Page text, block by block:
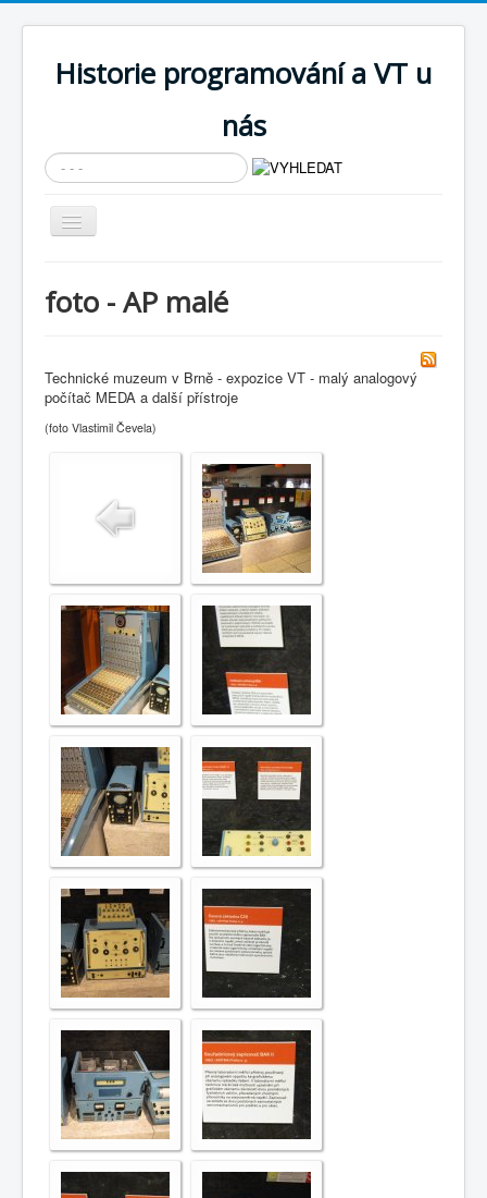
Historie programování a VT u
nás
Vyhledávání...
Přepnout
navigaci
Cíle expozice
Současnost SW a IT
KNIHOVNA
Historické počítače
COBOL
Úvod
M - virtuální sbírka TM v Brně
doplnění fyzické expozice VT
expozice - Analogové počítače
foto - AP malé
foto - AP malé
Technické muzeum v Brně - expozice VT - malý analogový
počítač MEDA a další přístroje
(foto Vlastimil Čevela)